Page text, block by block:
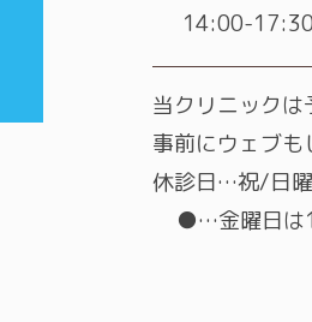
14:00-17:30
当クリニックは
事前にウェブも
休診日…祝/日
●…金曜日は